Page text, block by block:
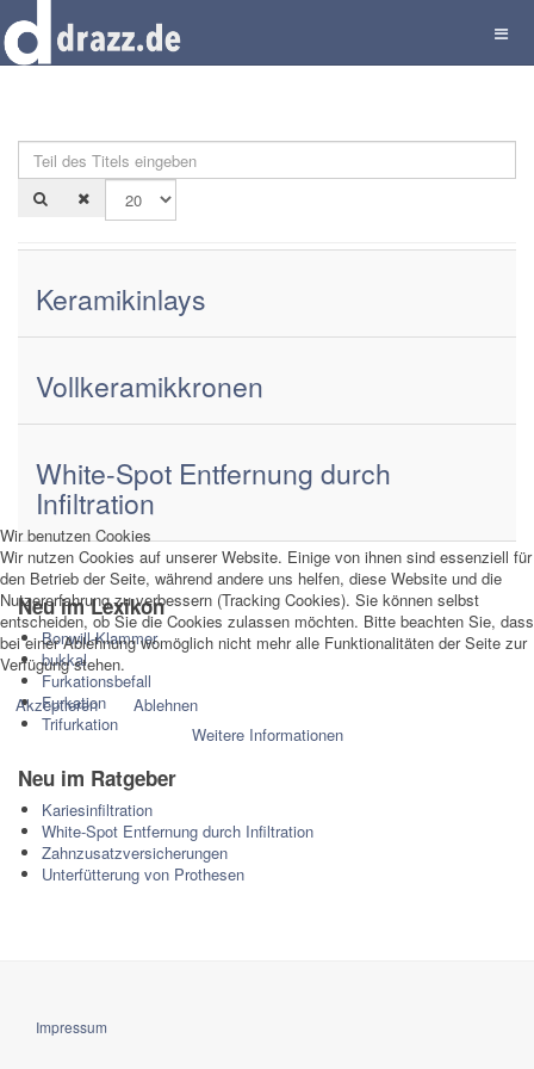
Teil des Titels eingeben
Keramikinlays
Vollkeramikkronen
White-Spot Entfernung durch
Infiltration
Neu im Lexikon
Bonwill-Klammer
bukkal
Furkationsbefall
Furkation
Trifurkation
Neu im Ratgeber
Kariesinfiltration
White-Spot Entfernung durch Infiltration
Zahnzusatzversicherungen
Unterfütterung von Prothesen
Impressum
Wir benutzen Cookies
Wir nutzen Cookies auf unserer Website. Einige von ihnen sind essenziell für
den Betrieb der Seite, während andere uns helfen, diese Website und die
Nutzererfahrung zu verbessern (Tracking Cookies). Sie können selbst
entscheiden, ob Sie die Cookies zulassen möchten. Bitte beachten Sie, dass
bei einer Ablehnung womöglich nicht mehr alle Funktionalitäten der Seite zur
Verfügung stehen.
Akzeptieren
Ablehnen
Weitere Informationen